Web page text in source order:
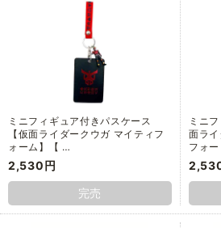
ミニフィギュア付きパスケース
【仮面ライダークウガ マイティフ
ォーム】【 …
2,530円
完売
ミニ
面ラ
フォ